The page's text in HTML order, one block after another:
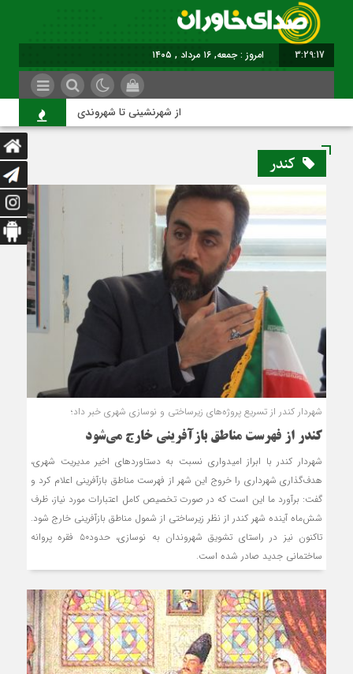
3:29:17 امروز : جمعه, ۱۶ مرداد , ۱۴۰۵
از شهرنشینی تا شهروندی
کندر
شهردار کندر از تسریع پروژه‌های زیرساختی و نوسازی شهری خبر داد؛
کندر از فهرست مناطق بازآفرینی خارج می‌شود
شهردار کندر با ابراز امیدواری نسبت به دستاوردهای اخیر مدیریت شهری،
هدف‌گذاری شهرداری را خروج این شهر از فهرست مناطق بازآفرینی اعلام کرد و
گفت: برآورد ما این است که در صورت تخصیص کامل اعتبارات مورد نیاز، ظرف
شش‌ماه آینده شهر کندر از نظر زیرساختی از شمول مناطق بازآفرینی خارج شود.
تاکنون نیز در راستای تشویق شهروندان به نوسازی، حدود۵۰ فقره پروانه
ساختمانی جدید صادر شده است.